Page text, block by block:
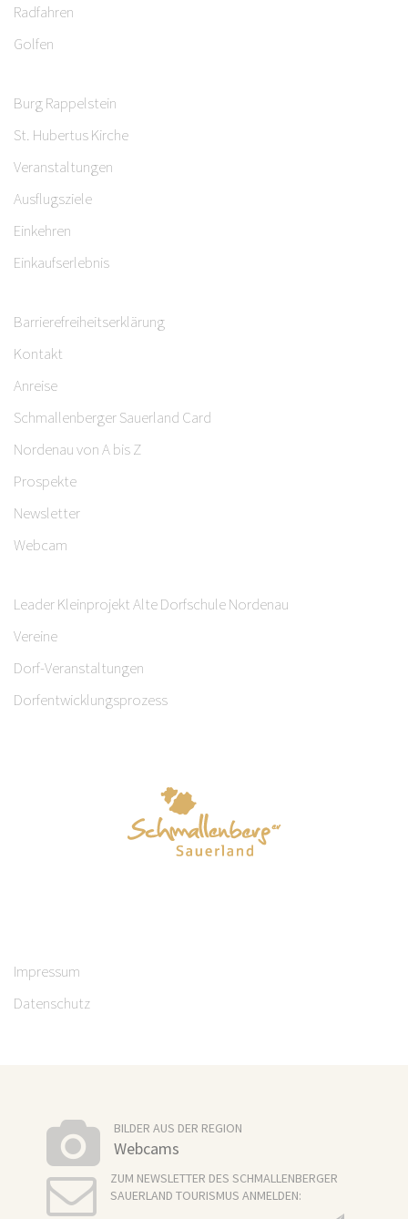
Radfahren
Golfen
Burg Rappelstein
St. Hubertus Kirche
Veranstaltungen
Ausflugsziele
Einkehren
Einkaufserlebnis
Barrierefreiheitserklärung
Kontakt
Anreise
Schmallenberger Sauerland Card
Nordenau von A bis Z
Prospekte
Newsletter
Webcam
Leader Kleinprojekt Alte Dorfschule Nordenau
Vereine
Dorf-Veranstaltungen
Dorfentwicklungsprozess
Impressum
Datenschutz
BILDER AUS DER REGION
Webcams
ZUM NEWSLETTER DES SCHMALLENBERGER
SAUERLAND TOURISMUS ANMELDEN: